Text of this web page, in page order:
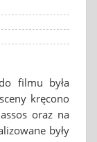
filmu była
kręcono
oraz na
były